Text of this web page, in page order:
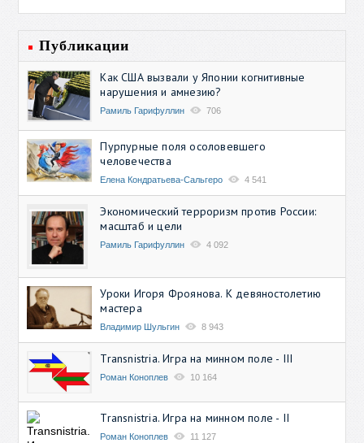
Публикации
Как США вызвали у Японии когнитивные
нарушения и амнезию?
Рамиль Гарифуллин 706
Пурпурные поля осоловевшего
человечества
Елена Кондратьева-Сальгеро 4 541
Экономический терроризм против России:
масштаб и цели
Рамиль Гарифуллин 4 092
Уроки Игоря Фроянова. К девяностолетию
мастера
Владимир Шульгин 8 943
Transnistria. Игра на минном поле - III
Роман Коноплев 10 164
Transnistria. Игра на минном поле - II
Роман Коноплев 11 127